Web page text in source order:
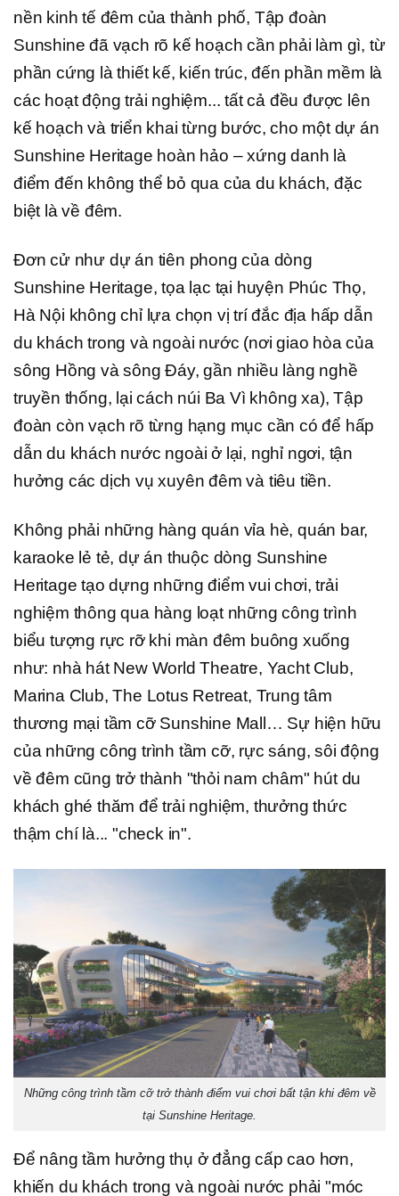
nền kinh tế đêm của thành phố, Tập đoàn
Sunshine đã vạch rõ kế hoạch cần phải làm gì, từ
phần cứng là thiết kế, kiến trúc, đến phần mềm là
các hoạt động trải nghiệm... tất cả đều được lên
kế hoạch và triển khai từng bước, cho một dự án
Sunshine Heritage hoàn hảo – xứng danh là
điểm đến không thể bỏ qua của du khách, đặc
biệt là về đêm.
Đơn cử như dự án tiên phong của dòng
Sunshine Heritage, tọa lạc tại huyện Phúc Thọ,
Hà Nội không chỉ lựa chọn vị trí đắc địa hấp dẫn
du khách trong và ngoài nước (nơi giao hòa của
sông Hồng và sông Đáy, gần nhiều làng nghề
truyền thống, lại cách núi Ba Vì không xa), Tập
đoàn còn vạch rõ từng hạng mục cần có để hấp
dẫn du khách nước ngoài ở lại, nghỉ ngơi, tận
hưởng các dịch vụ xuyên đêm và tiêu tiền.
Không phải những hàng quán vỉa hè, quán bar,
karaoke lẻ tẻ, dự án thuộc dòng Sunshine
Heritage tạo dựng những điểm vui chơi, trải
nghiệm thông qua hàng loạt những công trình
biểu tượng rực rỡ khi màn đêm buông xuống
như: nhà hát New World Theatre, Yacht Club,
Marina Club, The Lotus Retreat, Trung tâm
thương mại tầm cỡ Sunshine Mall… Sự hiện hữu
của những công trình tầm cỡ, rực sáng, sôi động
về đêm cũng trở thành "thỏi nam châm" hút du
khách ghé thăm để trải nghiệm, thưởng thức
thậm chí là... "check in".
Những công trình tầm cỡ trở thành điểm vui chơi bất tận khi đêm về
tại Sunshine Heritage.
Để nâng tầm hưởng thụ ở đẳng cấp cao hơn,
khiến du khách trong và ngoài nước phải "móc